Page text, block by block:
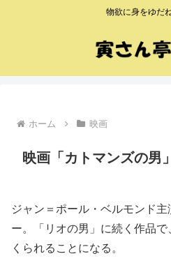
物欲に身をゆだ
ホーム 映画
映画「カトマンズの男
ジャン＝ポール・ベルモンド
ー。「リオの男」に続く作品
くられることになる。